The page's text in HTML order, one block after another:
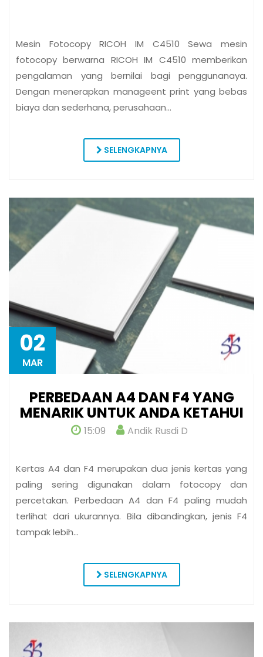
Mesin Fotocopy RICOH IM C4510 Sewa mesin
fotocopy berwarna RICOH IM C4510 memberikan
pengalaman yang bernilai bagi penggunanaya.
Dengan menerapkan manageent print yang bebas
biaya dan sederhana, perusahaan…
SELENGKAPNYA
02
MAR
PERBEDAAN A4 DAN F4 YANG
MENARIK UNTUK ANDA KETAHUI
15:09 Andik Rusdi D
Kertas A4 dan F4 merupakan dua jenis kertas yang
paling sering digunakan dalam fotocopy dan
percetakan. Perbedaan A4 dan F4 paling mudah
terlihat dari ukurannya. Bila dibandingkan, jenis F4
tampak lebih…
SELENGKAPNYA